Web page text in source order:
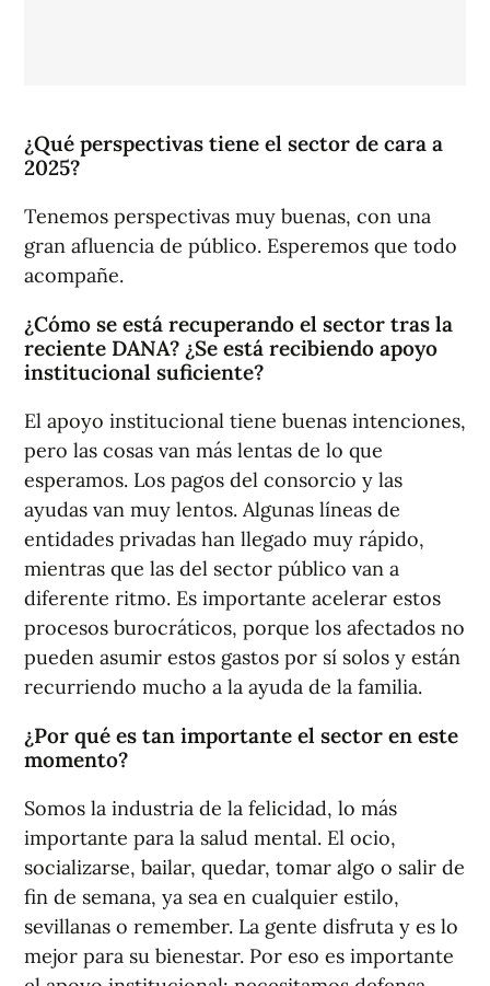
¿Qué perspectivas tiene el sector de cara a
2025?
Tenemos perspectivas muy buenas, con una
gran afluencia de público. Esperemos que todo
acompañe.
¿Cómo se está recuperando el sector tras la
reciente DANA? ¿Se está recibiendo apoyo
institucional suficiente?
El apoyo institucional tiene buenas intenciones,
pero las cosas van más lentas de lo que
esperamos. Los pagos del consorcio y las
ayudas van muy lentos. Algunas líneas de
entidades privadas han llegado muy rápido,
mientras que las del sector público van a
diferente ritmo. Es importante acelerar estos
procesos burocráticos, porque los afectados no
pueden asumir estos gastos por sí solos y están
recurriendo mucho a la ayuda de la familia.
¿Por qué es tan importante el sector en este
momento?
Somos la industria de la felicidad, lo más
importante para la salud mental. El ocio,
socializarse, bailar, quedar, tomar algo o salir de
fin de semana, ya sea en cualquier estilo,
sevillanas o remember. La gente disfruta y es lo
mejor para su bienestar. Por eso es importante